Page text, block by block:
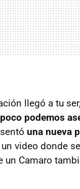
llegó a tu
podemos
una nueva
video donde
un Camaro